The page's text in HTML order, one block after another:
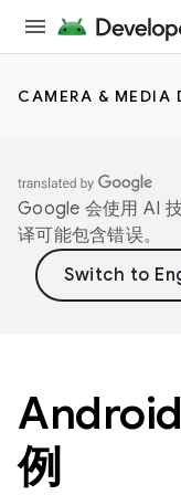
CAMERA & MEDIA
Google 会使用 AI
译可能包含错误。
例